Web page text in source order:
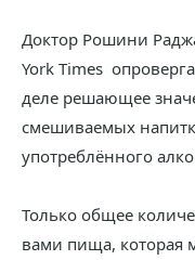
Доктор Рошини
York Times
деле решающее
смешиваемых
употреблённого
Только общее
вами пища, которая